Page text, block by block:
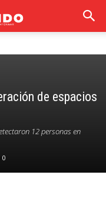
de espacios
12 personas en
0